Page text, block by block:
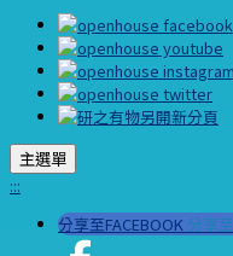
主選單
:::
分享至FACEBOOK 分享